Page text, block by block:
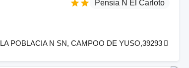
Pensia N El Carloto
LA POBLACIA N SN, CAMPOO DE YUSO,39293